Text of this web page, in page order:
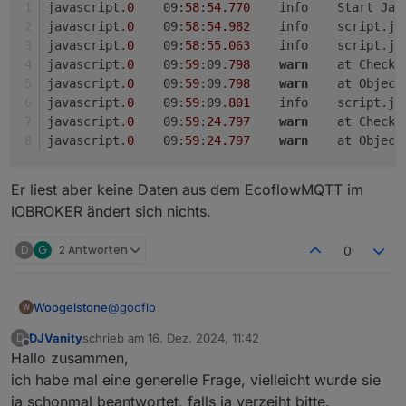
            offset:
0
            NoFeedIn:
false
            NoPV:
false
        },
//
    ],
//****************************************
// Erweiterte Einstellungen:
    SmartmeterTimeoutMin:
4
    SmartmeterFallbackPower:
    Regulation:
    RegulationState:
    SerialReverse:
    Zusatzpower_Offset:
10
    MinValueMin:
    MinValueAg:
0
    ReconnectMin:
30
subscribe: true,
typ: "PS",
// Parameter an hier nur
regulation: true,
RegulationOffPower: -1,
hasBat: true,
battPozOn: 99, battPozOff:
battOnSwitchPrio: true,
prioOffOnDemand: 30,
lowBatLimit: 150,
        },
//
//
            name: "SmartPlug 1",
subscribe: true,
        },
//
    ],
javascript. 0
	09:
58: 54.770
info
javascript. 0
	09:
58: 54.982
info
javascript. 0
	09:
58: 55.063
info
javascript. 0
	09:
59:09. 798 warn
at
javascript. 0
	09:
59:09. 798 warn
at
javascript. 0
	09:
59:09. 801
info
javascript. 0
	09:
59: 24.797 warn
at
javascript. 0
	09:
59: 24.797 warn
at
Er liest aber keine Daten aus dem EcoflowMQTT im
IOBROKER ändert sich nichts.
D G 2 Antworten 0
Woogelstone@gooflo
er zeigt mir an das er mit dem MQTT von
ECOFLOW verbunden ist.
Die ganze Sache IOBROKER läuft bei mir auf
einen Server mit PROXMOX im Docker Container.
D
Offline
DJVanityschrieb am 16. Dez. 2024, 11:42
zuletzt editiert von
Hallo zusammen,
ich habe mal eine generelle Frage, vielleicht wurde sie
ja schonmal beantwortet, falls ja verzeiht bitte.